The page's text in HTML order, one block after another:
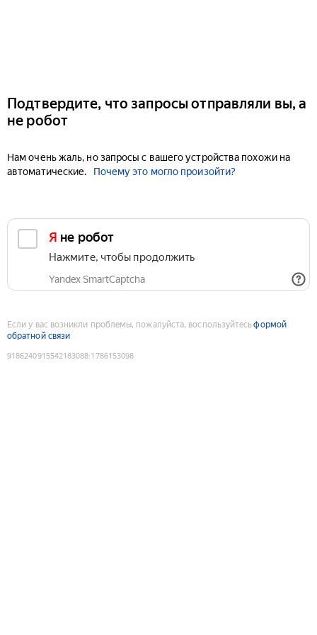
Подтвердите, что запросы отправляли вы, а
не робот
Нам очень жаль, но запросы с вашего устройства похожи на
автоматические.
Почему это могло произойти?
Я не робот
Нажмите, чтобы продолжить
Yandex SmartCaptcha
Если у вас возникли проблемы, пожалуйста, воспользуйтесьформой
обратной связи
9186240915542183088:1786153098